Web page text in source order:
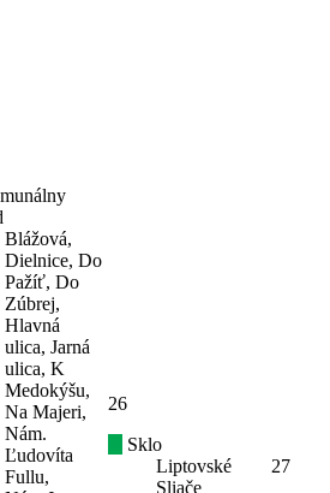
Blážová,
Dielnice, Do
Pažíť, Do
Zúbrej,
Hlavná
ulica, Jarná
ulica, K
Medokýšu,
Na Majeri,
Nám.
Ľudovíta
Fullu,
26
Sklo
Liptovské
Sliače
27